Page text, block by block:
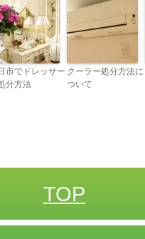
市でドレッサー
分方法
クーラー処分方法に
ついて
TOP